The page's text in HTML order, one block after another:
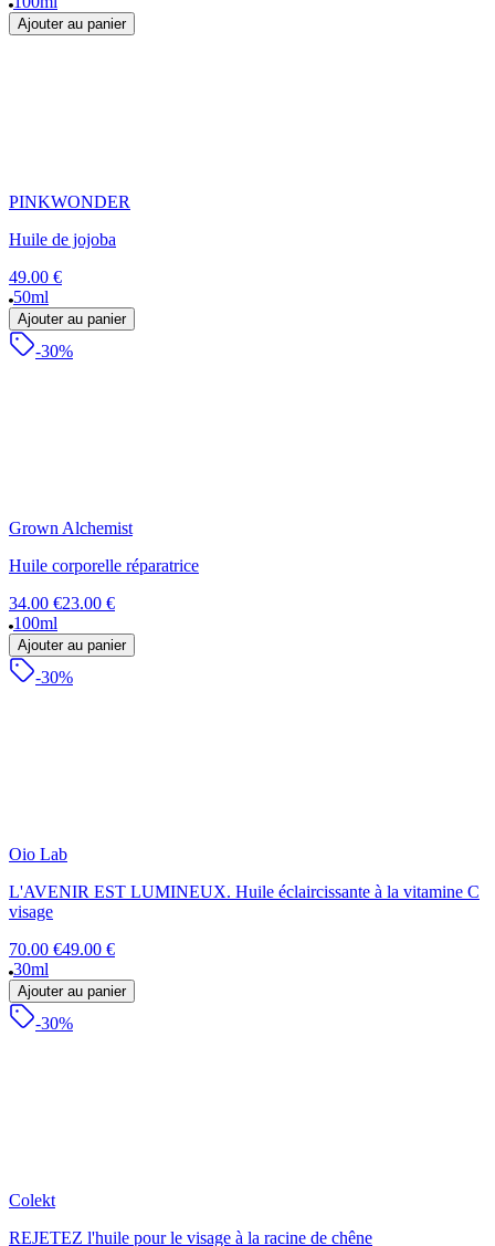
Ajouter au panier
PINKWONDER
Huile de jojoba
49.00 €
50ml
Ajouter au panier
-30%
Grown Alchemist
Huile corporelle réparatrice
34.00 €23.00 €
100ml
Ajouter au panier
-30%
Oio Lab
L'AVENIR EST LUMINEUX. Huile éclaircissante à la vitamine C
visage
70.00 €49.00 €
30ml
Ajouter au panier
-30%
Colekt
REJETEZ l'huile pour le visage à la racine de chêne